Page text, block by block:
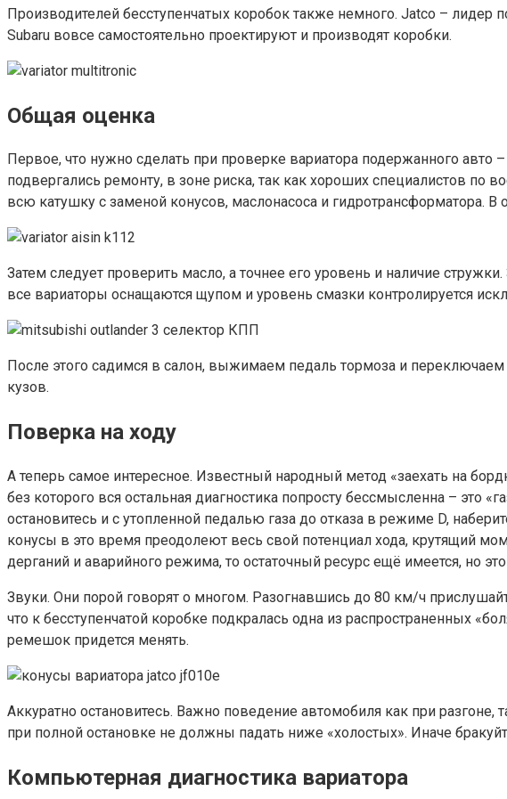
Производителей бесступенчатых коробок также немного. Jatco – лидер
Subaru вовсе самостоятельно проектируют и производят коробки.
Общая оценка
Первое, что нужно сделать при проверке вариатора подержанного
подвергались ремонту, в зоне риска, так как хороших специалистов
всю катушку с заменой конусов, маслонасоса и гидротрансформатора.
Затем следует проверить масло, а точнее его уровень и наличие
все вариаторы оснащаются щупом и уровень смазки контролируется
После этого садимся в салон, выжимаем педаль тормоза и
кузов.
Поверка на ходу
А теперь самое интересное. Известный народный метод «заехать на
без которого вся остальная диагностика попросту бессмысленна – это
остановитесь и с утопленной педалью газа до отказа в режиме D,
конусы в это время преодолеют весь свой потенциал хода, крутящий
дерганий и аварийного режима, то остаточный ресурс ещё имеется, но
Звуки. Они порой говорят о многом. Разогнавшись до 80 км/ч
что к бесступенчатой коробке подкралась одна из распространенных
ремешок придется менять.
Аккуратно остановитесь. Важно поведение автомобиля как при
при полной остановке не должны падать ниже «холостых». Иначе
Компьютерная диагностика вариатора